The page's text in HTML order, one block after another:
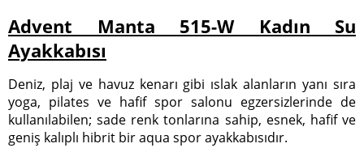
Advent Manta 515-W Kadın Su
Ayakkabısı
Deniz, plaj ve havuz kenarı gibi ıslak alanların yanı sıra
yoga, pilates ve hafif spor salonu egzersizlerinde de
kullanılabilen; sade renk tonlarına sahip, esnek, hafif ve
geniş kalıplı hibrit bir aqua spor ayakkabısıdır.